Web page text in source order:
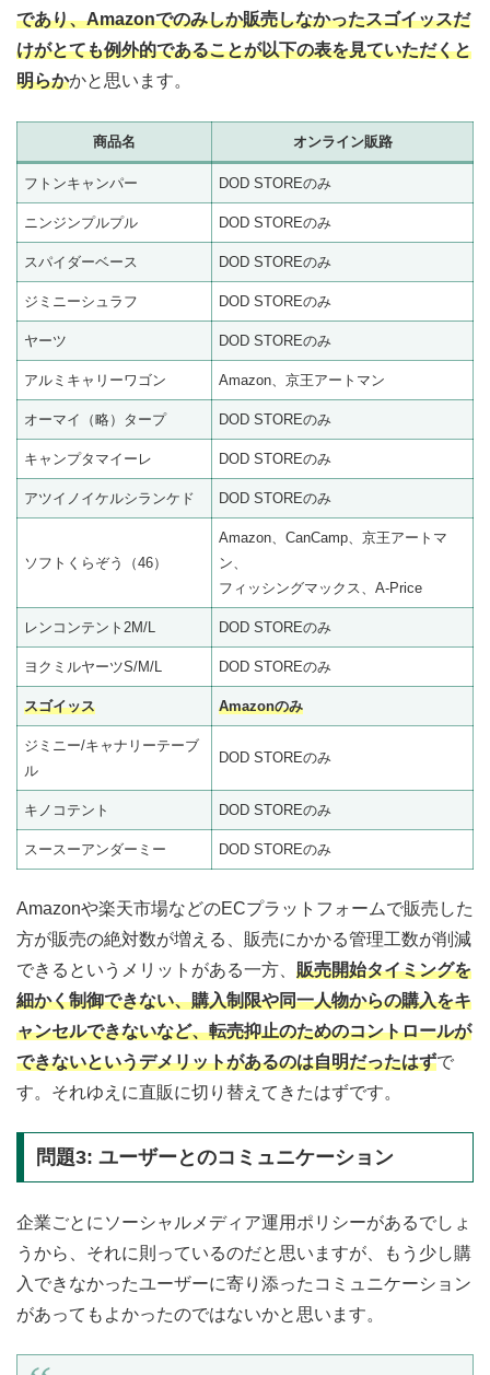
であり、Amazonでのみしか販売しなかったスゴイッスだ
けがとても例外的であることが以下の表を見ていただくと
明らかかと思います。
商品名 オンライン販路
フトンキャンパー DOD STOREのみ
ニンジンプルプル DOD STOREのみ
スパイダーベース DOD STOREのみ
ジミニーシュラフ DOD STOREのみ
ヤーツ DOD STOREのみ
アルミキャリーワゴン Amazon、京王アートマン
オーマイ（略）タープ DOD STOREのみ
キャンプタマイーレ DOD STOREのみ
アツイノイケルシランケド DOD STOREのみ
ソフトくらぞう（46）
Amazon、CanCamp、京王アートマ
ン、
フィッシングマックス、A-Price
レンコンテント2M/L DOD STOREのみ
ヨクミルヤーツS/M/L DOD STOREのみ
スゴイッス Amazonのみ
ジミニー/キャナリーテーブ
ル
DOD STOREのみ
キノコテント DOD STOREのみ
スースーアンダーミー DOD STOREのみ
Amazonや楽天市場などのECプラットフォームで販売した
方が販売の絶対数が増える、販売にかかる管理工数が削減
できるというメリットがある一方、 販売開始タイミングを
細かく制御できない、購入制限や同一人物からの購入をキ
ャンセルできないなど、転売抑止のためのコントロールが
できないというデメリットがあるのは自明だったはずで
す。それゆえに直販に切り替えてきたはずです。
問題3: ユーザーとのコミュニケーション
企業ごとにソーシャルメディア運用ポリシーがあるでしょ
うから、それに則っているのだと思いますが、もう少し購
入できなかったユーザーに寄り添ったコミュニケーション
があってもよかったのではないかと思います。